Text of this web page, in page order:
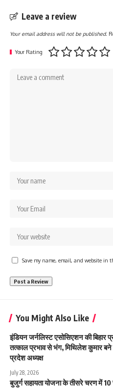
Leave a review
Your email address will not be published.
Your Rating
Save my name, email, and website in
You Might Also Like
इंडियन जर्नलिस्ट एसोसिएशन की बिहार
तत्काल प्रभाव से भंग, मिथिलेश कुमार बने
प्रदेश अध्यक्ष
July 28, 2026
बुजुर्ग सहायता योजना के तीसरे चरण में